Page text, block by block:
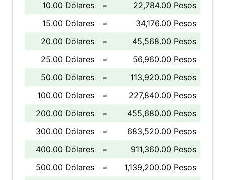
10.00 Dólares
=
22,784.00 Pesos
15.00 Dólares
=
34,176.00 Pesos
20.00 Dólares
=
45,568.00 Pesos
25.00 Dólares
=
56,960.00 Pesos
50.00 Dólares
=
113,920.00 Pesos
100.00 Dólares
=
227,840.00 Pesos
200.00 Dólares
=
455,680.00 Pesos
300.00 Dólares
=
683,520.00 Pesos
400.00 Dólares
=
911,360.00 Pesos
500.00 Dólares
=
1,139,200.00 Pesos